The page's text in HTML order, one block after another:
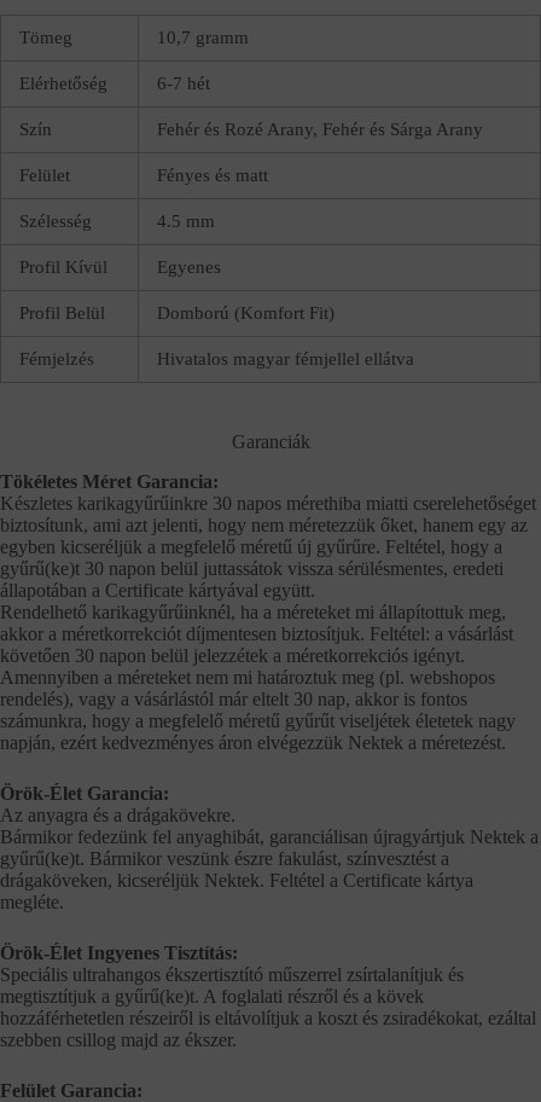
Tömeg 10,7 gramm
Elérhetőség 6-7 hét
Szín Fehér és Rozé Arany, Fehér és Sárga Arany
Felület Fényes és matt
Szélesség 4.5 mm
Profil Kívül Egyenes
Profil Belül Domború (Komfort Fit)
Fémjelzés Hivatalos magyar fémjellel ellátva
Garanciák
Tökéletes Méret Garancia:
Készletes karikagyűrűinkre 30 napos mérethiba miatti cserelehetőséget
biztosítunk, ami azt jelenti, hogy nem méretezzük őket, hanem egy az
egyben kicseréljük a megfelelő méretű új gyűrűre. Feltétel, hogy a
gyűrű(ke)t 30 napon belül juttassátok vissza sérülésmentes, eredeti
állapotában a Certificate kártyával együtt.
Rendelhető karikagyűrűinknél, ha a méreteket mi állapítottuk meg,
akkor a méretkorrekciót díjmentesen biztosítjuk. Feltétel: a vásárlást
követően 30 napon belül jelezzétek a méretkorrekciós igényt.
Amennyiben a méreteket nem mi határoztuk meg (pl. webshopos
rendelés), vagy a vásárlástól már eltelt 30 nap, akkor is fontos
számunkra, hogy a megfelelő méretű gyűrűt viseljétek életetek nagy
napján, ezért kedvezményes áron elvégezzük Nektek a méretezést.
Örök-Élet Garancia:
Az anyagra és a drágakövekre.
Bármikor fedezünk fel anyaghibát, garanciálisan újragyártjuk Nektek a
gyűrű(ke)t. Bármikor veszünk észre fakulást, színvesztést a
drágaköveken, kicseréljük Nektek. Feltétel a Certificate kártya
megléte.
Örök-Élet Ingyenes Tisztítás:
Speciális ultrahangos ékszertisztító műszerrel zsírtalanítjuk és
megtisztítjuk a gyűrű(ke)t. A foglalati részről és a kövek
hozzáférhetetlen részeiről is eltávolítjuk a koszt és zsiradékokat, ezáltal
szebben csillog majd az ékszer.
Felület Garancia: